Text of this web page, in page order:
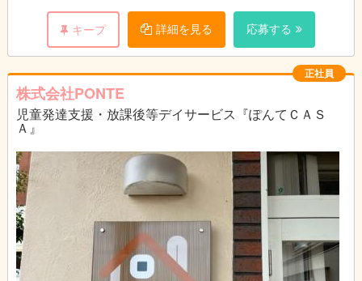
キープ 詳細を見る 応募する
正社員
株式会社PONTE
児童発達支援・放課後等デイサービス『ぽんてＣＡＳ
Ａ』